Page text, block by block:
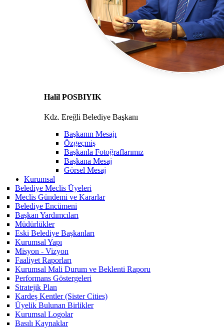
Halil POSBIYIK
Kdz. Ereğli Belediye Başkanı
Başkanın Mesajı
Özgeçmiş
Başkanla Fotoğraflarımız
Başkana Mesaj
Görsel Mesaj
Kurumsal
Belediye Meclis Üyeleri
Meclis Gündemi ve Kararlar
Belediye Encümeni
Başkan Yardımcıları
Müdürlükler
Eski Belediye Başkanları
Kurumsal Yapı
Misyon - Vizyon
Faaliyet Raporları
Kurumsal Mali Durum ve Beklenti Raporu
Performans Göstergeleri
Stratejik Plan
Kardeş Kentler (Sister Cities)
Üyelik Bulunan Birlikler
Kurumsal Logolar
Basılı Kaynaklar